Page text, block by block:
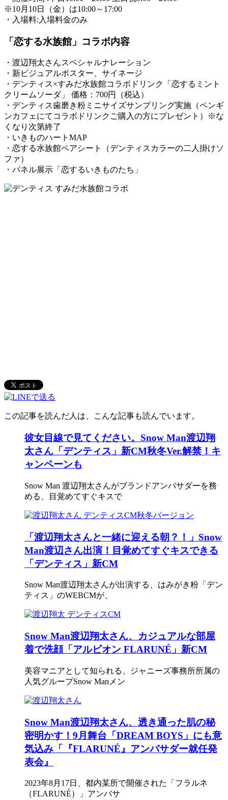
※10月10日（金）は10:00～17:00
・入場料:入場料金のみ
「恋する水族館」コラボ内容
・渡辺翔太さんスペシャルナレーション
・新ビジュアルポスター、サイネージ
・デンティス×すみだ水族館コラボドリンク「恋するミント
クリームソーダ」 価格：700円（税込）
・デンティス歯磨き粉ミニサイズサンプリング実施（ペンギ
ンカフェにてコラボドリンクご購入の方にプレゼント）※な
くなり次第終了
・いきものハートMAP
・恋する水族館ペアシート（デンティスカラーの二人掛けソ
ファ）
・パネル展示「恋するいきものたち」
この記事を読んだ人は、こんな記事も読んでいます。
彼女目線で見てください。Snow Man渡辺翔
太さん「デンティス」新CM秋冬Ver.解禁！キ
ャンペーンも
Snow Man 渡辺翔太さんがブランドアンバサダーを務
める、目覚めてすぐキスで
「渡辺翔太さんと一緒に迎える朝？！」Snow
Man渡辺さん出演！目覚めてすぐキスできる
「デンティス」新CM
Snow Man渡辺翔太さんが出演する、はみがき粉「デン
ティス」のWEBCMが、
Snow Man渡辺翔太さん、カジュアルな部屋
着で洗顔「アルビオン FLARUNÉ」新CM
美容マニアとして知られる、ジャニーズ事務所所属の
人気グループSnow Manメン
Snow Man渡辺翔太さん、透き通った肌の秘
密明かす！9月舞台「DREAM BOYS」にも意
気込み「『FLARUNÉ』アンバサダー就任発
表会』
2023年8月17日、都内某所で開催された「フラルネ
（FLARUNÉ）」アンバサ